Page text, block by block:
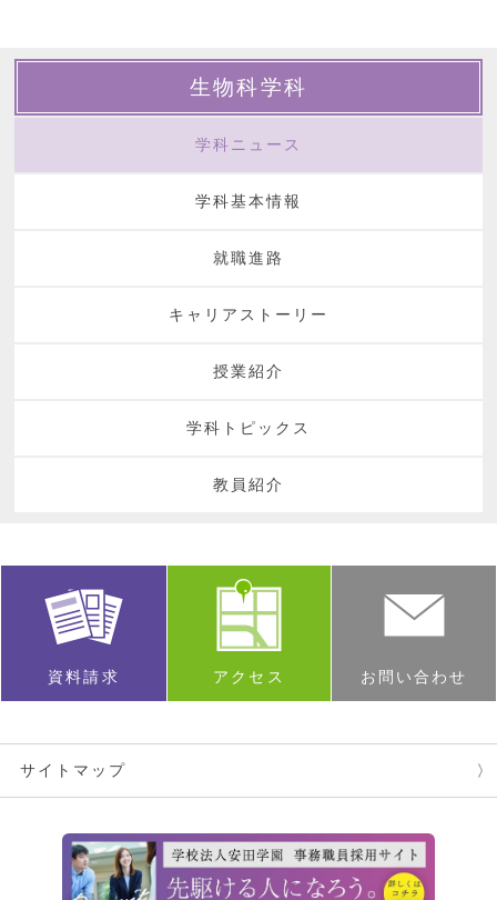
生物科学科
学科ニュース
学科基本情報
就職進路
キャリアストーリー
授業紹介
学科トピックス
教員紹介
資料請求 アクセス お問い合わせ
サイトマップ